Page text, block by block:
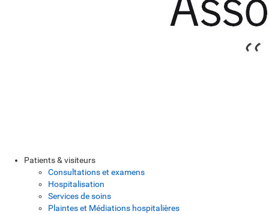
Patients & visiteurs
Consultations et examens
Hospitalisation
Services de soins
Plaintes et Médiations hospitalières